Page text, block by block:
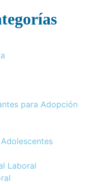
para Adopción
Laboral